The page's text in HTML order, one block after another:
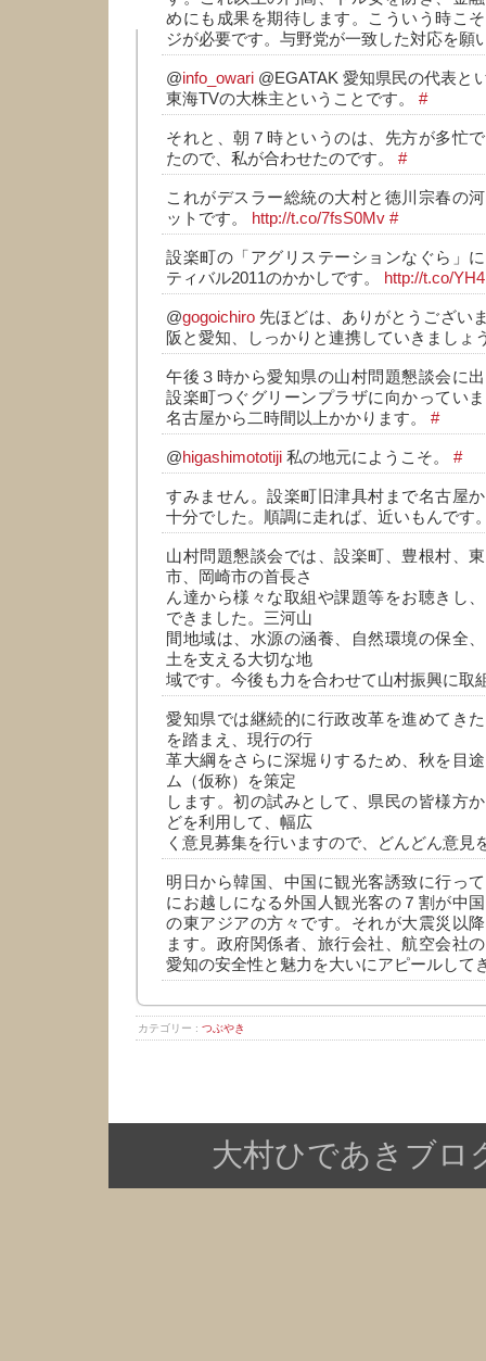
めにも成果を期待します。こういう時こ
ジが必要です。与野党が一致した対応を願
@info_owari @EGATAK 愛知県民の代表と
東海TVの大株主ということです。 #
それと、朝７時というのは、先方が多忙
たので、私が合わせたのです。 #
これがデスラー総統の大村と徳川宗春の
ットです。
http://t.co/7fsS0Mv #
設楽町の「アグリステーションなぐら」
ティバル2011のかかしです。
http://t.co/
@gogoichiro 先ほどは、ありがとうござい
阪と愛知、しっかりと連携していきましょ
午後３時から愛知県の山村問題懇談会に
設楽町つぐグリーンプラザに向かってい
名古屋から二時間以上かかります。 #
@higashimototiji 私の地元にようこそ。 #
すみません。設楽町旧津具村まで名古屋
十分でした。順調に走れば、近いもんです
山村問題懇談会では、設楽町、豊根村、
市、岡崎市の首長さ
ん達から様々な取組や課題等をお聴きし
できました。三河山
間地域は、水源の涵養、自然環境の保全
土を支える大切な地
域です。今後も力を合わせて山村振興に取
愛知県では継続的に行政改革を進めてき
を踏まえ、現行の行
革大綱をさらに深堀りするため、秋を目
ム（仮称）を策定
します。初の試みとして、県民の皆様方
どを利用して、幅広
く意見募集を行いますので、どんどん意見
明日から韓国、中国に観光客誘致に行っ
にお越しになる外国人観光客の７割が中
の東アジアの方々です。それが大震災以
ます。政府関係者、旅行会社、航空会社
愛知の安全性と魅力を大いにアピールして
カテゴリー : つぶやき
大村ひであきブロ